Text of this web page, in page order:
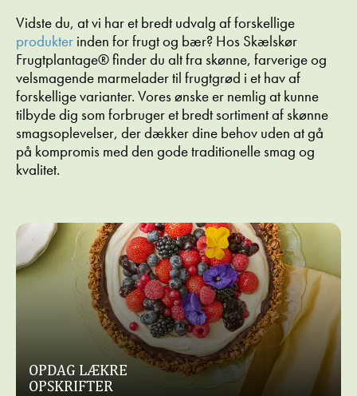
Vidste du, at vi har et bredt udvalg af forskellige
produkter inden for frugt og bær? Hos Skælskør
Frugtplantage® finder du alt fra skønne, farverige og
velsmagende marmelader til frugtgrød i et hav af
forskellige varianter. Vores ønske er nemlig at kunne
tilbyde dig som forbruger et bredt sortiment af skønne
smagsoplevelser, der dækker dine behov uden at gå
på kompromis med den gode traditionelle smag og
kvalitet.
OPDAG LÆKRE
OPSKRIFTER